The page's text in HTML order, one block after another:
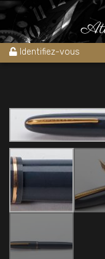
Identifiez-vous
Accueil » Boutique
Standard 1940’s